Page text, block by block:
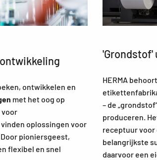
ontwikkelen en
met het oog op
voor
oplossingen voor
pioniersgeest,
flexibel en snel
'Grondstof'
HERMA
– de
produceren.
receptuur voor
belangrijkste
daarvoor een